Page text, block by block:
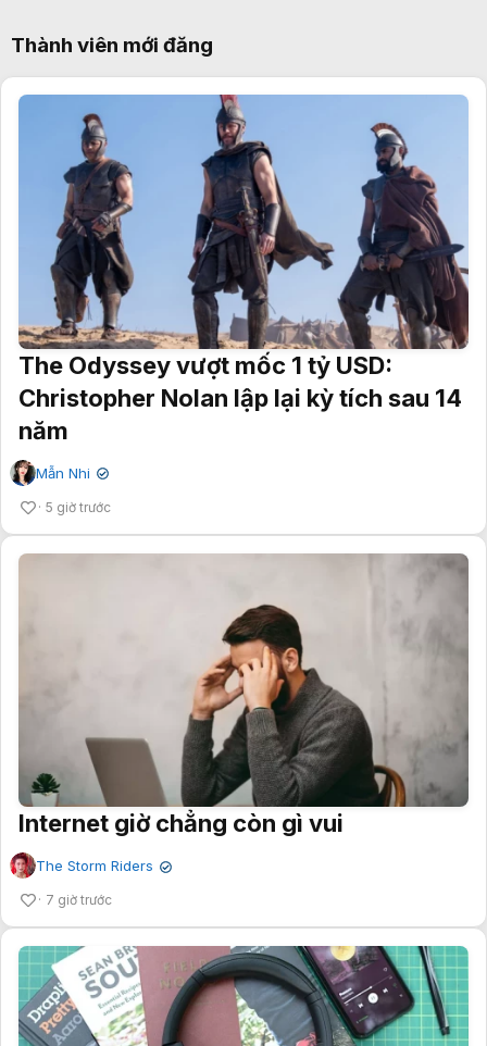
Thành viên mới đăng
The Odyssey vượt mốc 1 tỷ USD:
Christopher Nolan lập lại kỳ tích sau 14
năm
Mẫn Nhi ✔
5 giờ trước
Internet giờ chẳng còn gì vui
The Storm Riders ✔
7 giờ trước